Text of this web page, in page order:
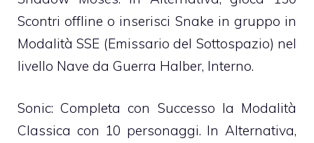
Scontri offline o inserisci Snake in gruppo in
Modalità SSE (Emissario del Sottospazio) nel
livello Nave da Guerra Halber, Interno.
Sonic: Completa con Successo la Modalità
Classica con 10 personaggi. In Alternativa,